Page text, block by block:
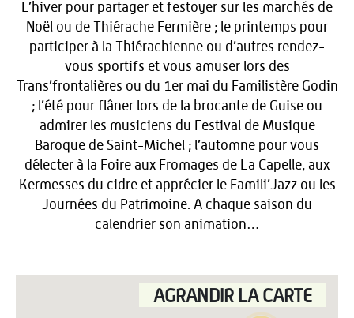
L’hiver pour partager et festoyer sur les marchés de
Noël ou de Thiérache Fermière ; le printemps pour
participer à la Thiérachienne ou d’autres rendez-
vous sportifs et vous amuser lors des
Trans’frontalières ou du 1er mai du Familistère Godin
; l’été pour flâner lors de la brocante de Guise ou
admirer les musiciens du Festival de Musique
Baroque de Saint-Michel ; l’automne pour vous
délecter à la Foire aux Fromages de La Capelle, aux
Kermesses du cidre et apprécier le Famili’Jazz ou les
Journées du Patrimoine. A chaque saison du
calendrier son animation…
AGRANDIR LA CARTE